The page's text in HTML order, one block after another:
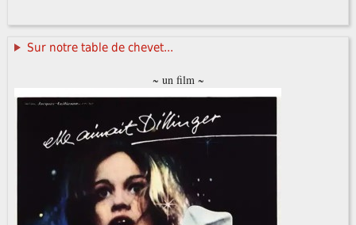
Sur notre table de chevet...
~ un film ~